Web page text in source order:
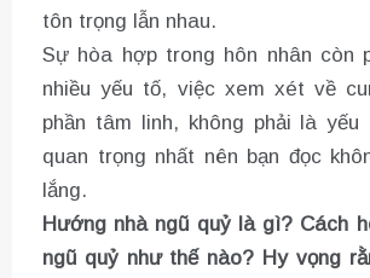
tôn trọng lẫn nhau.
Sự hòa hợp trong hôn nhân còn
nhiều yếu tố, việc xem xét về
phần tâm linh, không phải là yếu
quan trọng nhất nên bạn đọc
lắng.
Hướng nhà ngũ quỷ là gì? Cách
ngũ quỷ như thế nào? Hy vọng